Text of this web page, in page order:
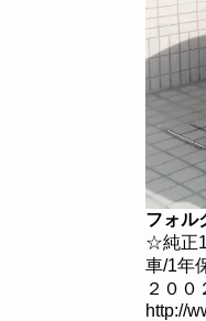
フォル
☆純正
車/1年
２００
http://